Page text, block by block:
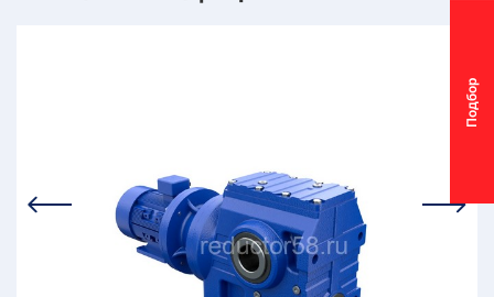
П
о
д
б
о
р
м
о
т
о
р
-
р
е
д
у
к
т
о
р